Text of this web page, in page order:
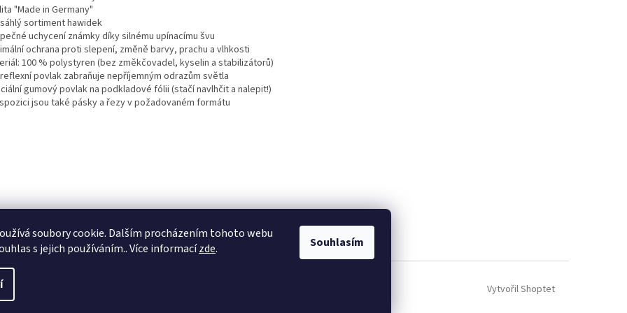
soubory cookie. Dalším procházením tohoto webu
s jejich používáním.. Více informacízde. Souhlasím
"Made in Germany"
sortiment hawidek
uchycení známky díky silnému upínacímu švu
ochrana proti slepení, změně barvy, prachu a vlhkosti
100 % polystyren (bez změkčovadel, kyselin a stabilizátorů)
povlak zabraňuje nepříjemným odrazům světla
gumový povlak na podkladové fólii (stačí navlhčit a nalepit!)
jsou také pásky a řezy v požadovaném formátu
Vytvořil Shoptet